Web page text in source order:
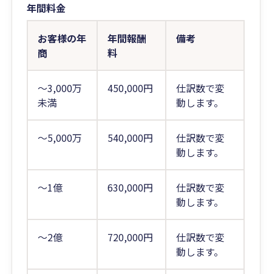
年間料金
お客様の年
商
年間報酬
料
備考
～3,000万
未満
450,000円
仕訳数で変
動します。
～5,000万 540,000円
仕訳数で変
動します。
～1億 630,000円
仕訳数で変
動します。
～2億 720,000円
仕訳数で変
動します。